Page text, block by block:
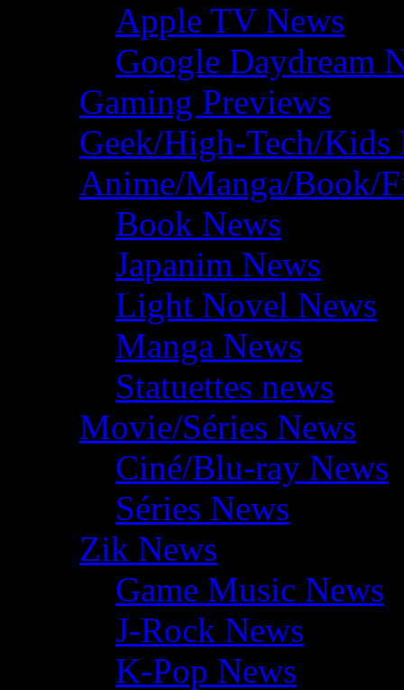
Apple TV News
Google Daydream
Gaming Previews
Geek/High-Tech/Kids
Anime/Manga/Book/
Book News
Japanim News
Light Novel News
Manga News
Statuettes news
Movie/Séries News
Ciné/Blu-ray News
Séries News
Zik News
Game Music News
J-Rock News
K-Pop News